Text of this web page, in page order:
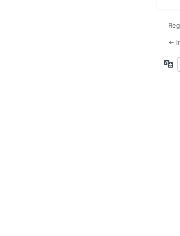
←